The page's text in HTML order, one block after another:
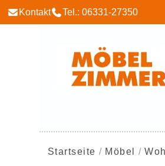
Kontakt Tel.: 06331-27350
Startseite Möbel